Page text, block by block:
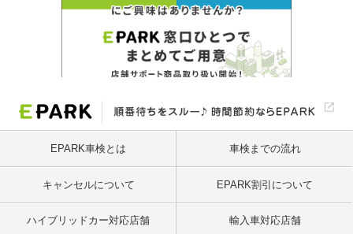
EPARK車検とは 車検までの流れ
キャンセルについて EPARK割引について
ハイブリッドカー対応店舗 輸入車対応店舗